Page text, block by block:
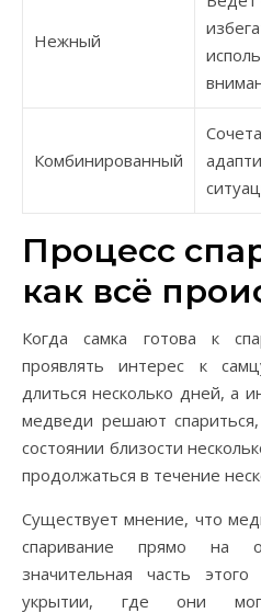
Нежный
Комбинированный
Процесс
как всё
Когда самка готова к
проявлять интерес к
длиться несколько дней, а
медведи решают
состоянии близости
продолжаться в течение
Существует мнение, что
спаривание прямо на
значительная часть
укрытии, где они